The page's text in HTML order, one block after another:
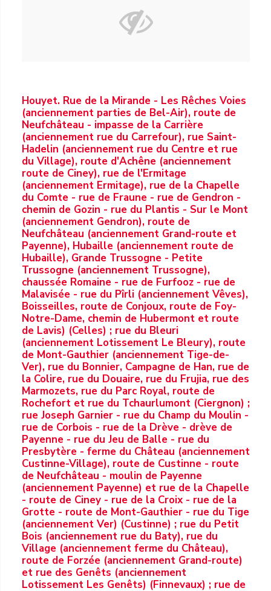
Houyet. Rue de la Mirande - Les Rêches Voies
(anciennement parties de Bel-Air), route de
Neufchâteau - impasse de la Carrière
(anciennement rue du Carrefour), rue Saint-
Hadelin (anciennement rue du Centre et rue
du Village), route d'Achêne (anciennement
route de Ciney), rue de l'Ermitage
(anciennement Ermitage), rue de la Chapelle
du Comte - rue de Fraune - rue de Gendron -
chemin de Gozin - rue du Plantis - Sur le Mont
(anciennement Gendron), route de
Neufchâteau (anciennement Grand-route et
Payenne), Hubaille (anciennement route de
Hubaille), Grande Trussogne - Petite
Trussogne (anciennement Trussogne),
chaussée Romaine - rue de Furfooz - rue de
Malavisée - rue du Pîrli (anciennement Vêves),
Boisseilles, route de Conjoux, route de Foy-
Notre-Dame, chemin de Hubermont et route
de Lavis) (Celles) ; rue du Bleuri
(anciennement Lotissement Le Bleury), route
de Mont-Gauthier (anciennement Tige-de-
Ver), rue du Bonnier, Campagne de Han, rue de
la Colire, rue du Douaire, rue du Frujia, rue des
Marmozets, rue du Parc Royal, route de
Rochefort et rue du Tchaurlumont (Ciergnon) ;
rue Joseph Garnier - rue du Champ du Moulin -
rue de Corbois - rue de la Drève - drève de
Payenne - rue du Jeu de Balle - rue du
Presbytère - ferme du Château (anciennement
Custinne-Village), route de Custinne - route
de Neufchâteau - moulin de Payenne
(anciennement Payenne) et rue de la Chapelle
- route de Ciney - rue de la Croix - rue de la
Grotte - route de Mont-Gauthier - rue du Tige
(anciennement Ver) (Custinne) ; rue du Petit
Bois (anciennement rue du Baty), rue du
Village (anciennement ferme du Château),
route de Forzée (anciennement Grand-route)
et rue des Genêts (anciennement
Lotissement Les Genêts) (Finnevaux) ; rue de